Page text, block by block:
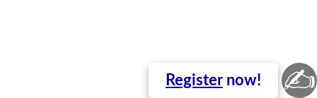
Register now! ✍